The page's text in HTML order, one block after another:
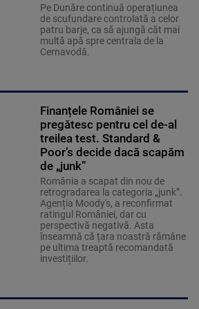
Pe Dunăre continuă operațiunea
de scufundare controlată a celor
patru barje, ca să ajungă cât mai
multă apă spre centrala de la
Cernavodă.
Finanțele României se
pregătesc pentru cel de-al
treilea test. Standard &
Poor’s decide dacă scapăm
de „junk”
România a scapat din nou de
retrogradarea la categoria „junk”.
Agenția Moody's, a reconfirmat
ratingul României, dar cu
perspectivă negativă. Asta
înseamnă că țara noastră rămâne
pe ultima treaptă recomandată
investițiilor.